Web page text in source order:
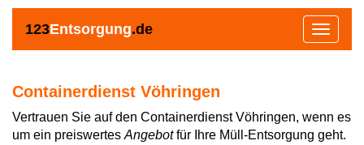
123Entsorgung.de
Toggle
Containerdienst Vöhringen
Vertrauen Sie auf den Containerdienst Vöhringen, wenn es
um ein preiswertes Angebotfür Ihre Müll-Entsorgung geht.